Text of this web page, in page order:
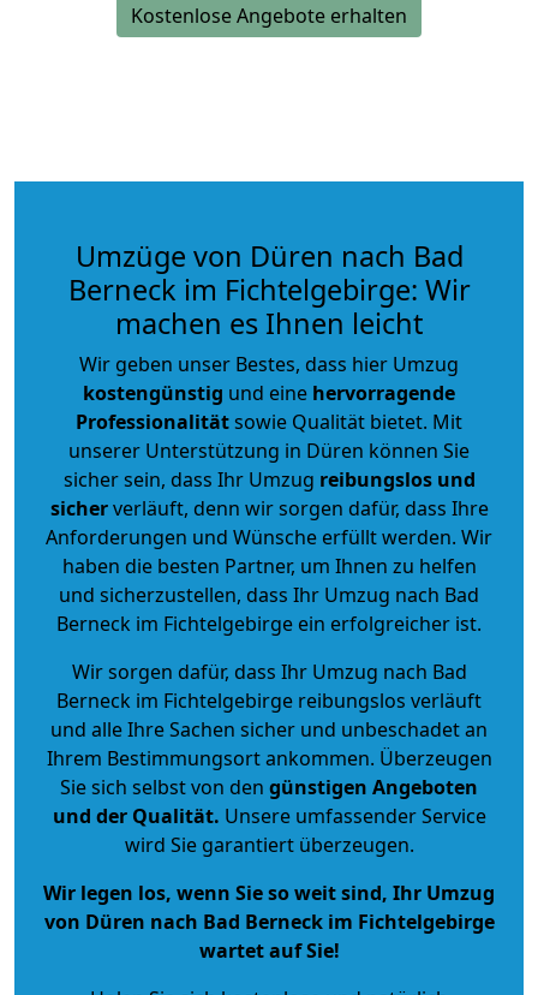
Kostenlose Angebote erhalten
Umzüge von Düren nach Bad
Berneck im Fichtelgebirge: Wir
machen es Ihnen leicht
Wir geben unser Bestes, dass hier Umzug
kostengünstig und eine hervorragende
Professionalitätsowie Qualität bietet. Mit
unserer Unterstützung in Düren können Sie
sicher sein, dass Ihr Umzug reibungslos und
sicherverläuft, denn wir sorgen dafür, dass Ihre
Anforderungen und Wünsche erfüllt werden. Wir
haben die besten Partner, um Ihnen zu helfen
und sicherzustellen, dass Ihr Umzug nach Bad
Berneck im Fichtelgebirge ein erfolgreicher ist.
Wir sorgen dafür, dass Ihr Umzug nach Bad
Berneck im Fichtelgebirge reibungslos verläuft
und alle Ihre Sachen sicher und unbeschadet an
Ihrem Bestimmungsort ankommen. Überzeugen
Sie sich selbst von den günstigen Angeboten
und der Qualität. Unsere umfassender Service
wird Sie garantiert überzeugen.
Wir legen los, wenn Sie so weit sind, Ihr Umzug
von Düren nach Bad Berneck im Fichtelgebirge
wartet auf Sie!